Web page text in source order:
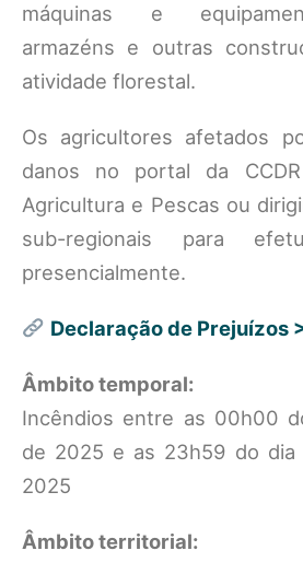
máquinas e
armazéns e outras
atividade florestal.
Os agricultores afetados
danos no portal da
Agricultura e Pescas ou
sub-regionais para
presencialmente.
Declaração de Prejuízos
Âmbito temporal:
Incêndios entre as 00h00
de 2025 e as 23h59 do
2025
Âmbito territorial: